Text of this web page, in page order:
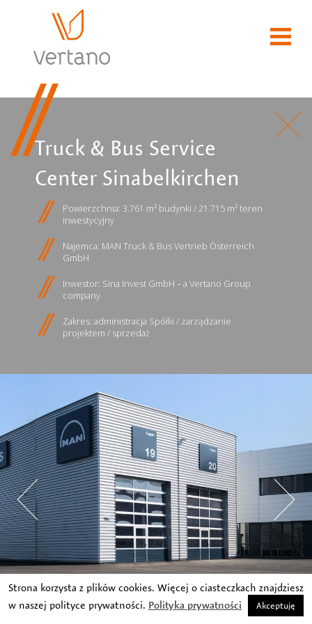
Truck & Bus Service
Center Sinabelkirchen
Powierzchnia: 3.761 m² budynki / 21.715 m² teren
inwestycyjny
Najemca: MAN Truck & Bus Vertrieb Österreich
GmbH
Inwestor: Sina Invest GmbH – a Vertano Group
company
Zakres: administracja Spółki / zarządzanie
projektem / sprzedaż
Strona korzysta z plików cookies. Więcej o ciasteczkach znajdziesz
w naszej polityce prywatności. Polityka prywatności Akceptuję